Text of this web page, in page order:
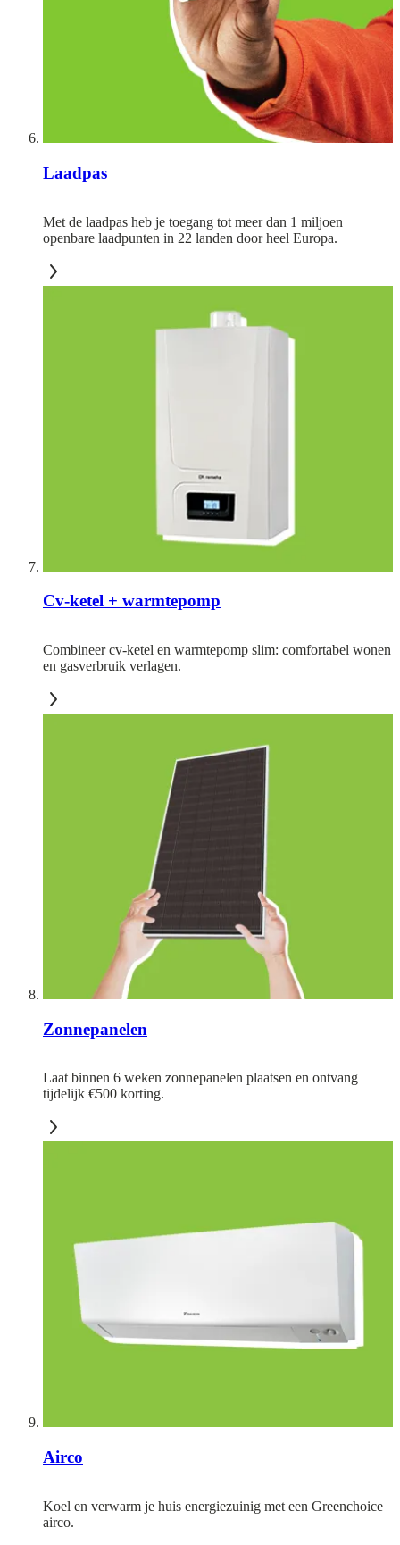
Laadpas
Met de laadpas heb je toegang tot meer dan 1 miljoen
openbare laadpunten in 22 landen door heel Europa.
Cv-ketel + warmtepomp
Combineer cv-ketel en warmtepomp slim: comfortabel wonen
en gasverbruik verlagen.
Zonnepanelen
Laat binnen 6 weken zonnepanelen plaatsen en ontvang
tijdelijk €500 korting.
Airco
Koel en verwarm je huis energiezuinig met een Greenchoice
airco.